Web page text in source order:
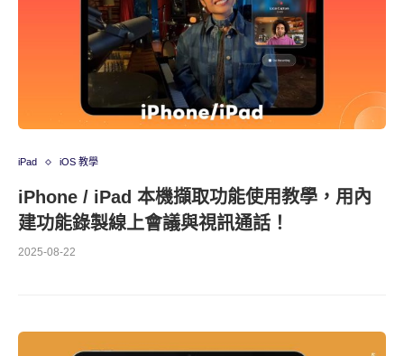
iPad iOS 教學
iPhone / iPad 本機擷取功能使用教學，用內
建功能錄製線上會議與視訊通話！
2025-08-22